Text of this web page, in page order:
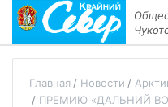
Главная Новости
ПРЕМИЮ «ДАЛЬНИЙ